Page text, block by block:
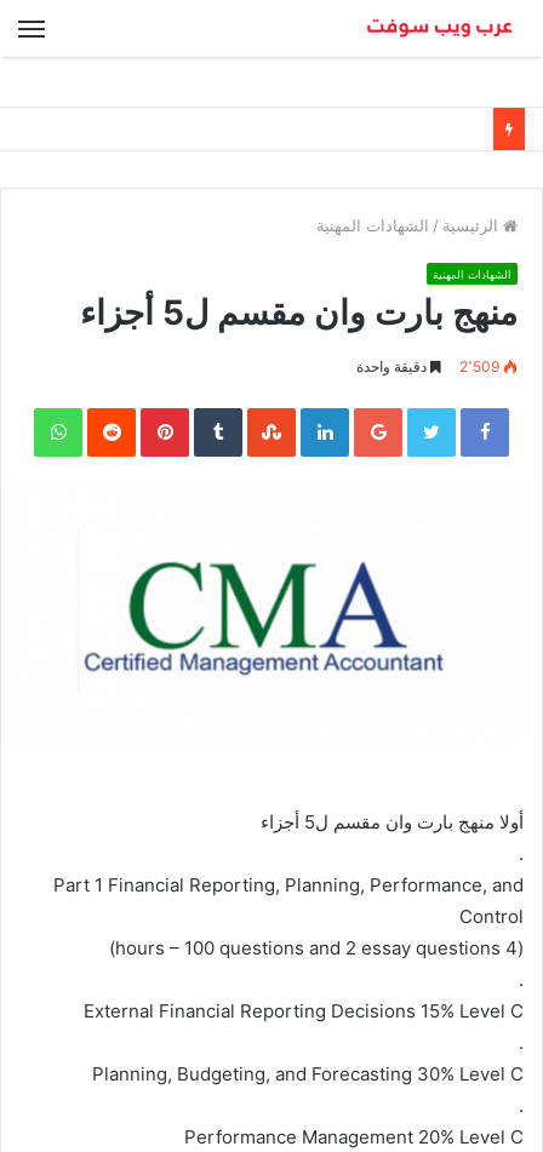
الرئيسية / الشهادات المهنية
الشهادات المهنية
منهج بارت وان مقسم ل5 أجزاء
2٬509 دقيقة واحدة
Facebook
Twitter
Google+
LinkedIn
Pinterest
أولا منهج بارت وان مقسم ل5 أجزاء
.
Part 1 Financial Reporting, Planning, Performance, and
Control
(4 hours – 100 questions and 2 essay questions)
.
External Financial Reporting Decisions 15% Level C
.
Planning, Budgeting, and Forecasting 30% Level C
.
Performance Management 20% Level C